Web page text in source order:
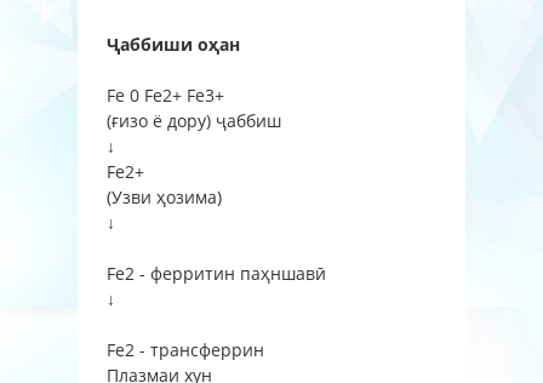
Ҷаббиши оҳан
Fe 0 Fe2+ Fe3+
(ғизо ё дору) ҷаббиш
↓
Fe2+
(Узви ҳозима)
↓
Fe2 - ферритин паҳншавӣ
↓
Fe2 - трансферрин
Плазмаи хун